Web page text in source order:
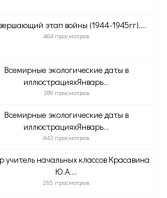
этап войны (1944-1945гг)....
464 просмотров
Всемирные экологические даты в
иллюстрацияхЯнварь...
389 просмотров
Всемирные экологические даты в
иллюстрацияхЯнварь...
443 просмотров
учитель начальных классов Красавина
Ю.А....
265 просмотров